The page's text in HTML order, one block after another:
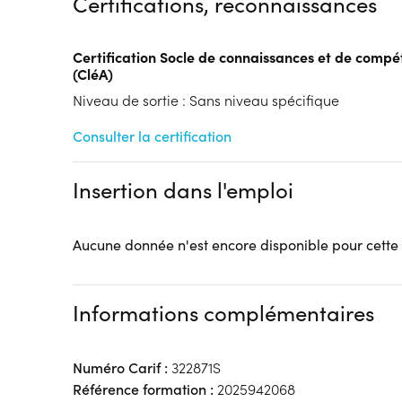
S'engager vers l'emploi
Conseil
Modalités d'enseignement :Formation hybride
Lieu de formation
Lycée Pierre Mendès France
80200 Péronne
Accueil sur le lieu de formation
Accès handicap :Il est conseillé de contacter
Hébergement :Non
Transport :Arrêt de bus à proximité
Certification Socle de connaissances et de
(CléA)
Niveau de sortie : Sans niveau spécifique
Consulter la certification
Insertion dans l'emploi
Aucune donnée n'est encore disponible pour
Informations complémentaires
Numéro Carif : 322871S
Référence formation : 2025942068